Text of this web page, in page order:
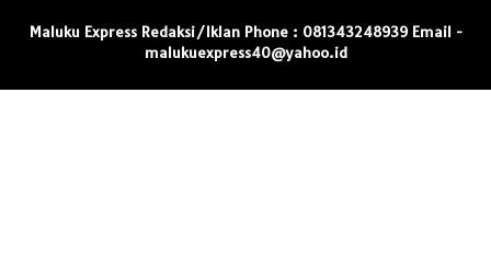
Maluku Express Redaksi/Iklan Phone : 081343248939 Email -
malukuexpress40@yahoo.id